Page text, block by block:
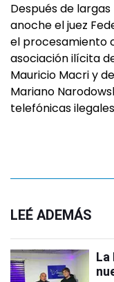
Después de
anoche el juez
el procesamiento
asociación ilícita
Mauricio Macri y
Mariano
telefónicas
LEÉ ADEMÁS
La